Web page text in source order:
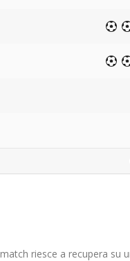
riesce a recupera